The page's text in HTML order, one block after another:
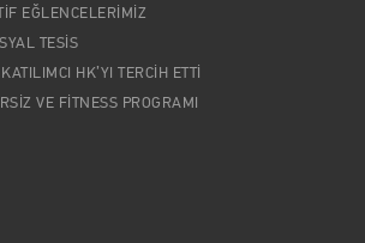
EĞLENCELERİMİZ
TESİS
HK’YI TERCİH ETTİ
VE FİTNESS PROGRAMI